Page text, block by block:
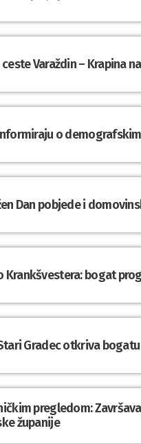
Varaždin – Krapina
o
Dan pobjede i
Krankšvestera: bogat
Gradec otkriva
pregledom:
županije